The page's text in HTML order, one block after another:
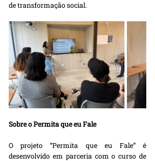
de transformação social.
Sobre o Permita que eu Fale
O projeto “Permita que eu Fale” é
desenvolvido em parceria com o curso de